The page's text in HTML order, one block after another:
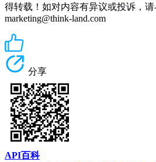
得转载！如对内容有异议或投诉，请
marketing@think-land.com
分享
API百科